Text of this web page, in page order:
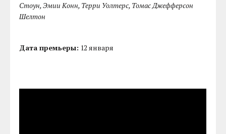
Стоун, Эмии Конн, Терри Уолтерс, Томас Джефферсон
Шелтон
Дата премьеры: 12 января